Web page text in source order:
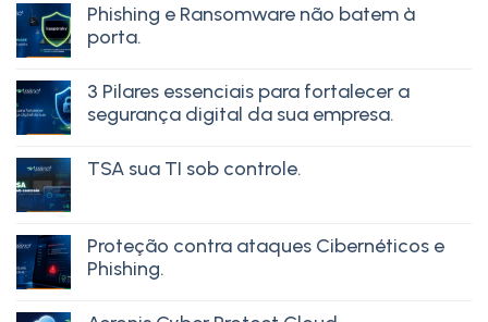
Phishing e Ransomware não batem à
porta.
3 Pilares essenciais para fortalecer a
segurança digital da sua empresa.
TSA sua TI sob controle.
Proteção contra ataques Cibernéticos e
Phishing.